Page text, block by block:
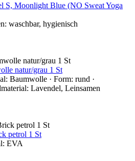
S, Moonlight Blue (NO Sweat Yoga
waschbar, hygienisch
natur/grau 1 St
Baumwolle · Form: rund ·
Lavendel, Leinsamen
petrol 1 St
EVA